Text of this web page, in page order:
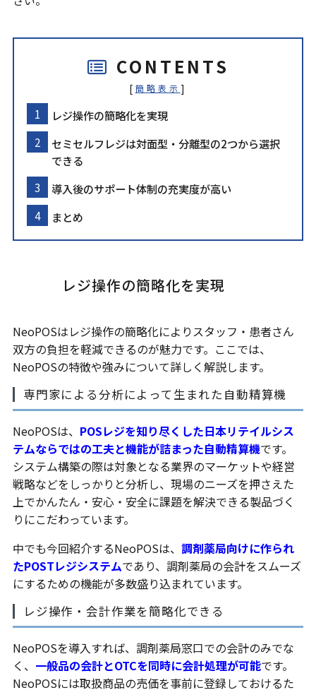
CONTENTS
[ 簡略表示 ]
レジ操作の簡略化を実現
セミセルフレジは対面型・分離型の2つから選択
できる
導入後のサポート体制の充実度が高い
まとめ
レジ操作の簡略化を実現
NeoPOSはレジ操作の簡略化によりスタッフ・患者さん
双方の負担を軽減できるのが魅力です。ここでは、
NeoPOSの特徴や強みについて詳しく解説します。
専門家による分析によって生まれた自動精算機
NeoPOSは、 POSレジを知り尽くした日本リテイルシス
テムならではの工夫と機能が詰まった自動精算機です。
システム構築の際は対象となる業界のマーケットや経営
戦略などをしっかりと分析し、現場のニーズを押さえた
上でかんたん・安心・安全に課題を解決できる製品づく
りにこだわっています。
中でも今回紹介するNeoPOSは、 調剤薬局向けに作られ
たPOSTレジシステムであり、調剤薬局の会計をスムーズ
にするための機能が多数盛り込まれています。
レジ操作・会計作業を簡略化できる
NeoPOSを導入すれば、調剤薬局窓口での会計のみでな
く、 一般品の会計とOTCを同時に会計処理が可能です。
NeoPOSには取扱商品の売価を事前に登録しておけるた